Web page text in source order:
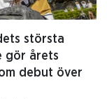
största
gör årets
debut över